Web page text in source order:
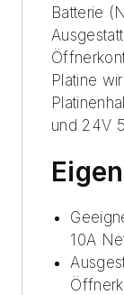
Batterie
Platine
und 24V
10A